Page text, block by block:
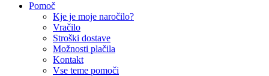
Pomoč
Kje je moje naročilo?
Vračilo
Stroški dostave
Možnosti plačila
Kontakt
Vse teme pomoči